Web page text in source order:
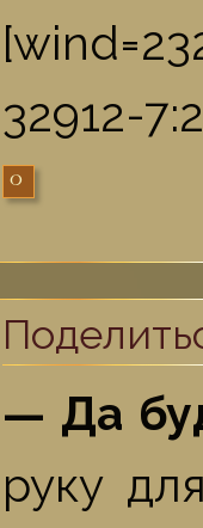
32912-
0
— Да
руку